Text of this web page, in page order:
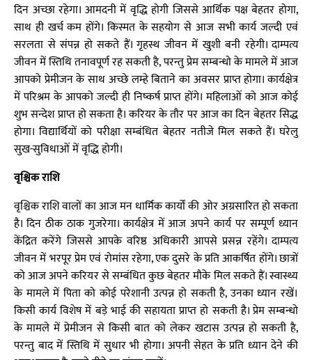
दिन अच्छा रहेगा। आमदनी में वृद्धि होगी जिससे आर्थिक पक्ष बेहतर होगा,
साथ ही खर्च कम होंगे। किस्मत के सहयोग से आज सभी कार्य जल्दी एवं
सरलता से संपन्न हो सकते हैं। गृहस्थ जीवन में खुशी बनी रहेगी। दाम्पत्य
जीवन में स्तिथि तनावपूर्ण रह सकती है, परन्तु प्रेम सम्बन्धो के मामले में आज
आपको प्रेमीजन के साथ अच्छे लम्हे बिताने का अवसर प्राप्त होगा। कार्यक्षेत्र
में परिश्रम के आपको जल्दी ही निष्कर्ष प्राप्त होंगे। महिलाओं को आज कोई
शुभ सन्देश प्राप्त हो सकता है। करियर के तौर पर आज का दिन बेहतर सिद्ध
होगा। विद्यार्थियों को परीक्षा सम्बंधित बेहतर नतीजे मिल सकते हैं। घरेलु
सुख-सुविधाओं में वृद्धि होगी।
वृश्चिक राशि
वृश्चिक राशि वालों का आज मन धार्मिक कार्यों की ओर अग्रसारित हो सकता
है। दिन ठीक ठाक गुजरेगा। कार्यक्षेत्र में आज अपने कार्य पर सम्पूर्ण ध्यान
केंद्रित करेंगे जिससे आपके वरिष्ठ अधिकारी आपसे प्रसन्न रहेंगे। दाम्पत्य
जीवन में भरपूर प्रेम एवं रोमांस रहेगा, एक दुसरे के प्रति आकर्षित होंगे। छात्रों
को आज अपने करियर से सम्बंधित कुछ बेहतर मौके मिल सकते हैं। स्वास्थ्य
के मामले में पिता को कोई परेशानी उत्पन्न हो सकती है, उनका ध्यान रखें।
किसी कार्य विशेष में बड़े भाई की सहायता प्राप्त हो सकती है। प्रेम सम्बन्धो
के मामले में प्रेमीजन से किसी बात को लेकर खटास उत्पन्न हो सकती है,
परन्तु बाद में स्तिथि में सुधार भी होगा। अपनी सेहत के प्रति ध्यान देने की